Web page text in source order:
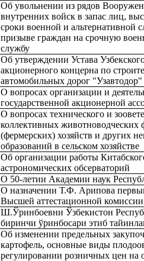
Об увольнении из рядов
внутренних войск в запас лиц,
сроки военной и альтернативной
призыве граждан на срочную
службу
Об утверждении Устава
акционерного концерна по
автомобильных дорог "Узавтодор"
О вопросах организации и
государственной акционерной
О вопросах технического и
коллективных животноводческих
(фермерских) хозяйств и других
образований в сельском хозяйстве
Об организации работы
астрономических обсерваторий
О 50-летии Академии наук
О назначении Т.Ф. Арипова
Высшей аттестационной
Ш.Ўринбоевни Ўзбекистон
биринчи ўринбосари этиб
Об изменении предельных
картофель, основные виды
регулировании розничных цен на